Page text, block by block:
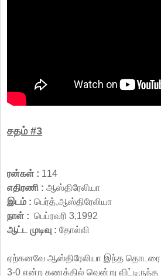
சதம் #3
ரன்கள் : 114
எதிரணி : ஆஸ்திரேலியா
இடம் : பெர்த்,ஆஸ்திரேலியா
நாள் : பெப்ரவரி 3,1992
ஆட்ட முடிவு : தோல்வி
ஏற்கனவே ஆஸ்திரேலியா இந்த தொடரை
3-0 என்ற கணக்கில் வென்று விட்டிருந்த